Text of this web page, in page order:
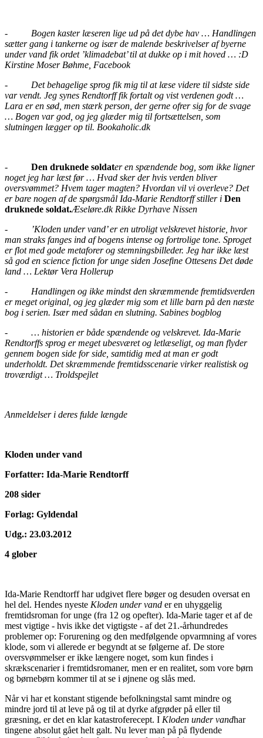
- Bogen kaster læseren lige ud på det dybe hav … Handlingen
sætter gang i tankerne og især de malende beskrivelser af byerne
under vand fik ordet ’klimadebat’ til at dukke op i mit hoved … :D
Kirstine Moser Bøhme, Facebook
- Det behagelige sprog fik mig til at læse videre til sidste side
var vendt. Jeg synes Rendtorff fik fortalt og vist verdenen godt …
Lara er en sød, men stærk person, der gerne ofrer sig for de svage
… Bogen var god, og jeg glæder mig til fortsættelsen, som
slutningen lægger op til. Bookaholic.dk
- Den druknede soldater en spændende bog, som ikke ligner
noget jeg har læst før … Hvad sker der hvis verden bliver
oversvømmet? Hvem tager magten? Hvordan vil vi overleve? Det
er bare nogen af de spørgsmål Ida-Marie Rendtorff stiller i Den
druknede soldat.Æseløre.dk Rikke Dyrhave Nissen
-
’Kloden under vand’ er en utroligt velskrevet historie, hvor
man straks fanges ind af bogens intense og fortrolige tone. Sproget
er flot med gode metaforer og stemningsbilleder. Jeg har ikke læst
så god en science fiction for unge siden Josefine Ottesens Det døde
land … Lektør Vera Hollerup
- Handlingen og ikke mindst den skræmmende fremtidsverden
er meget original, og jeg glæder mig som et lille barn på den næste
bog i serien. Især med sådan en slutning. Sabines bogblog
- … historien er både spændende og velskrevet. Ida-Marie
Rendtorffs sprog er meget ubesværet og letlæseligt, og man flyder
gennem bogen side for side, samtidig med at man er godt
underholdt. Det skræmmende fremtidsscenarie virker realistisk og
troværdigt … Troldspejlet
Anmeldelser i deres fulde længde
Kloden under vand
Forfatter: Ida-Marie Rendtorff
208 sider
Forlag: Gyldendal
Udg.: 23.03.2012
4 glober
Ida-Marie Rendtorff har udgivet flere bøger og desuden oversat en
hel del. Hendes nyeste Kloden under vand er en uhyggelig
fremtidsroman for unge (fra 12 og opefter). Ida-Marie tager et af de
mest vigtige - hvis ikke det vigtigste - af det 21.-århundredes
problemer op: Forurening og den medfølgende opvarmning af vores
klode, som vi allerede er begyndt at se følgerne af. De store
oversvømmelser er ikke længere noget, som kun findes i
skrækscenarier i fremtidsromaner, men er en realitet, som vore børn
og børnebørn kommer til at se i øjnene og slås med.
Når vi har et konstant stigende befolkningstal samt mindre og
mindre jord til at leve på og til at dyrke afgrøder på eller til
græsning, er det en klar katastroferecept. I Kloden under vandhar
tingene absolut gået helt galt. Nu lever man på på flydende